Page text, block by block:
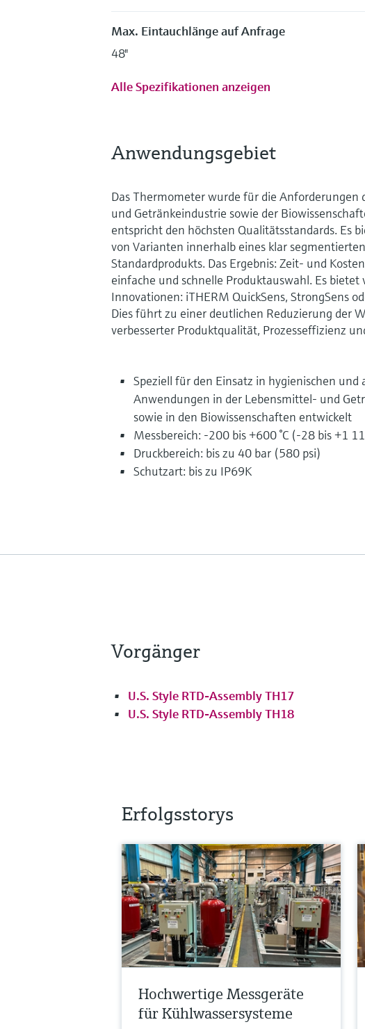
Max. Eintauchlänge auf Anfrage
48"
Alle Spezifikationen anzeigen
Anwendungsgebiet
Das Thermometer wurde für die Anforderungen
und Getränkeindustrie sowie der
entspricht den höchsten Qualitätsstandards. Es
von Varianten innerhalb eines klar segmentierten
Standardprodukts. Das Ergebnis: Zeit- und
einfache und schnelle Produktauswahl. Es bietet
Innovationen: iTHERM QuickSens, StrongSens
Dies führt zu einer deutlichen Reduzierung der
verbesserter Produktqualität, Prozesseffizienz
Speziell für den Einsatz in hygienischen und
Anwendungen in der Lebensmittel- und
sowie in den Biowissenschaften entwickelt
Messbereich: -200 bis +600 °C (-28 bis +1
Druckbereich: bis zu 40 bar (580 psi)
Schutzart: bis zu IP69K
Vorgänger
U.S. Style RTD-Assembly TH17
U.S. Style RTD-Assembly TH18
Erfolgsstorys
Hochwertige Messgeräte
für Kühlwassersysteme